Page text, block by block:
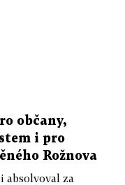
občany,
i pro
Rožnova
absolvoval za